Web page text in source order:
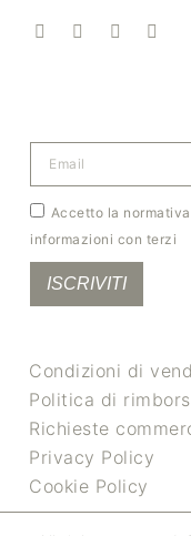
Accetto la
informazioni con terzi
ISCRIVITI
Condizioni di
Politica di
Richieste
Privacy Policy
Cookie Policy